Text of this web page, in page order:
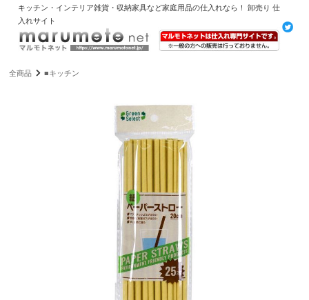
キッチン・インテリア雑貨・収納家具など家庭用品の仕入れなら！ 卸売り 仕
入れサイト
全商品 ■キッチン